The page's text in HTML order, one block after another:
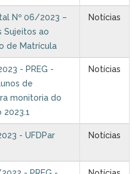
Nº 06/2023 –
Sujeitos ao
de Matrícula
Notícias
- PREG -
de
monitoria do
Notícias
- UFDPar
Notícias